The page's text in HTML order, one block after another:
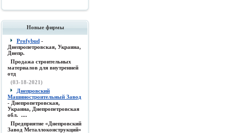
Новые фирмы
Profybud -
Днепропетровская, Украина,
Днепр.
Продажа строительных
материалов для внутренней
отд
(03-18-2021)
Днепровский
Машиностроительный Завод
- Днепропетровская,
Украина, Днепропетровская
обл. ....
Предприятие «Днепровский
Завод Металлоконструкций»